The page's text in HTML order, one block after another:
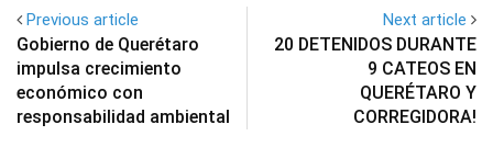
Previous article
Gobierno de Querétaro
impulsa crecimiento
económico con
responsabilidad ambiental
Next article
20 DETENIDOS DURANTE
9 CATEOS EN
QUERÉTARO Y
CORREGIDORA!